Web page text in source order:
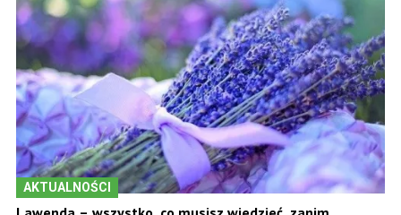
AKTUALNOŚCI